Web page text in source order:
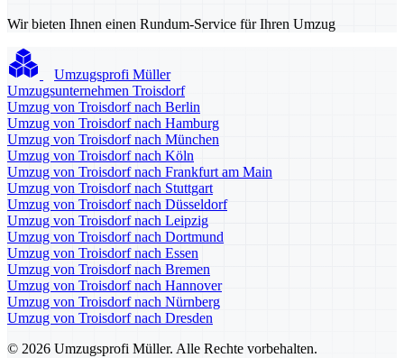
Wir bieten Ihnen einen Rundum-Service für Ihren Umzug
Umzugsprofi Müller
Umzugsunternehmen Troisdorf
Umzug von Troisdorf nach Berlin
Umzug von Troisdorf nach Hamburg
Umzug von Troisdorf nach München
Umzug von Troisdorf nach Köln
Umzug von Troisdorf nach Frankfurt am Main
Umzug von Troisdorf nach Stuttgart
Umzug von Troisdorf nach Düsseldorf
Umzug von Troisdorf nach Leipzig
Umzug von Troisdorf nach Dortmund
Umzug von Troisdorf nach Essen
Umzug von Troisdorf nach Bremen
Umzug von Troisdorf nach Hannover
Umzug von Troisdorf nach Nürnberg
Umzug von Troisdorf nach Dresden
© 2026 Umzugsprofi Müller. Alle Rechte vorbehalten.